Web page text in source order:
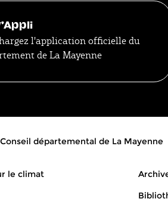
l'application officielle du
de La Mayenne
départemental de La Mayenne
le climat